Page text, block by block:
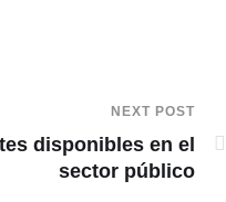
NEXT POST
disponibles en el
sector público